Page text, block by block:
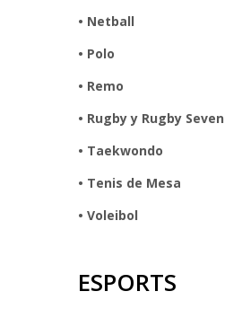
• Netball
• Polo
• Remo
• Rugby y Rugby Seven
• Taekwondo
• Tenis de Mesa
• Voleibol
ESPORTS